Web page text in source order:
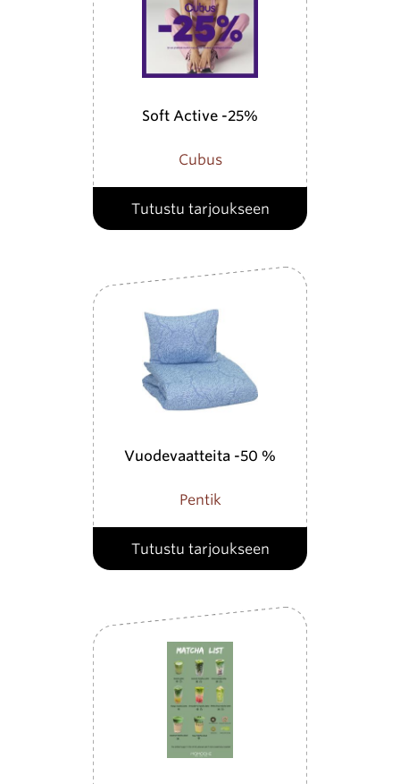
Soft Active -25%
Cubus
Tutustu tarjoukseen
Vuodevaatteita -50 %
Pentik
Tutustu tarjoukseen